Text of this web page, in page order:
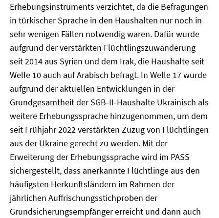
Erhebungsinstruments verzichtet, da die Befragungen
in türkischer Sprache in den Haushalten nur noch in
sehr wenigen Fällen notwendig waren. Dafür wurde
aufgrund der verstärkten Flüchtlingszuwanderung
seit 2014 aus Syrien und dem Irak, die Haushalte seit
Welle 10 auch auf Arabisch befragt. In Welle 17 wurde
aufgrund der aktuellen Entwicklungen in der
Grundgesamtheit der SGB-II-Haushalte Ukrainisch als
weitere Erhebungssprache hinzugenommen, um dem
seit Frühjahr 2022 verstärkten Zuzug von Flüchtlingen
aus der Ukraine gerecht zu werden. Mit der
Erweiterung der Erhebungssprache wird im PASS
sichergestellt, dass anerkannte Flüchtlinge aus den
häufigsten Herkunftsländern im Rahmen der
jährlichen Auffrischungsstichproben der
Grundsicherungsempfänger erreicht und dann auch